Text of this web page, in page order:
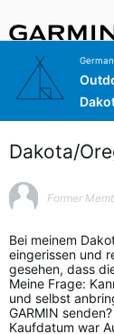
Dakota/
Former
Bei meinem
eingerissen und
gesehen, dass
Meine Frage:
und selbst
GARMIN senden?
Kaufdatum war